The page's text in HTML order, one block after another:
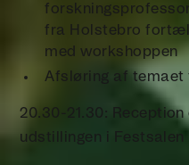
fra Holstebro
med workshoppen
Afsløring af temaet
20.30-21.30:
udstillingen i Festsalen